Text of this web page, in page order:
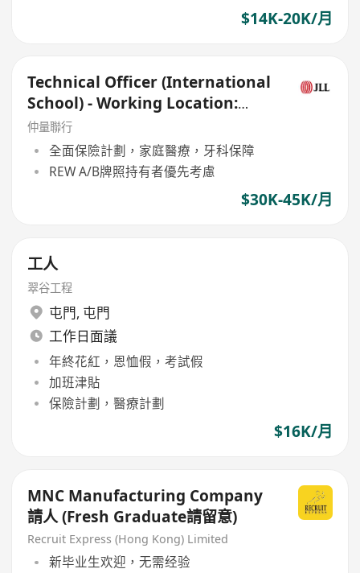
$14K-20K/月
Technical Officer (International
School) - Working Location:
Shek Mun (Near MTR)
仲量聯行
全面保險計劃，家庭醫療，牙科保障
REW A/B牌照持有者優先考慮
$30K-45K/月
工人
翠谷工程
屯門, 屯門
工作日面議
年終花紅，恩恤假，考試假
加班津貼
保險計劃，醫療計劃
$16K/月
MNC Manufacturing Company
請人 (Fresh Graduate請留意)
Recruit Express (Hong Kong) Limited
新毕业生欢迎，无需经验